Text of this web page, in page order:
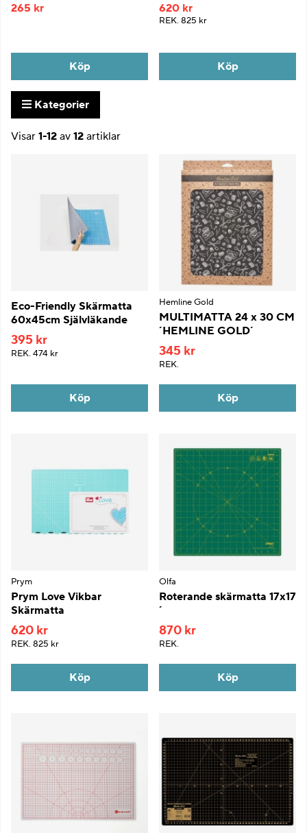
265 kr
Köp
620 kr
REK. 825 kr
Köp
Kategorier
Visar 1-12 av 12 artiklar
Eco-Friendly Skärmatta
60x45cm Självläkande
395 kr
REK. 474 kr
Köp
Hemline Gold
MULTIMATTA 24 x 30 CM
´HEMLINE GOLD´
345 kr
REK.
Köp
Prym
Prym Love Vikbar
Skärmatta
620 kr
REK. 825 kr
Köp
Olfa
Roterande skärmatta 17x17
´
870 kr
REK.
Köp